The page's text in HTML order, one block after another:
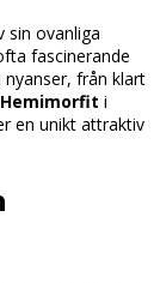
sin ovanliga
fascinerande
från klart
Hemimorfit i
en unikt attraktiv